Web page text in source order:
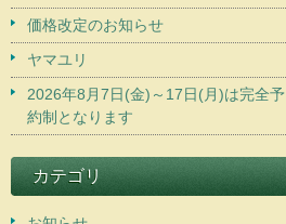
価格改定のお知らせ
ヤマユリ
2026年8月7日(金)～17日(月)は完全予
約制となります
カテゴリ